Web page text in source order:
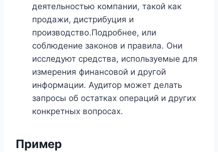
деятельностью компании, такой как
продажи, дистрибуция и
производство.Подробнее, или
соблюдение законов и правила. Они
исследуют средства, используемые для
измерения финансовой и другой
информации. Аудитор может делать
запросы об остатках операций и других
конкретных вопросах.
Пример